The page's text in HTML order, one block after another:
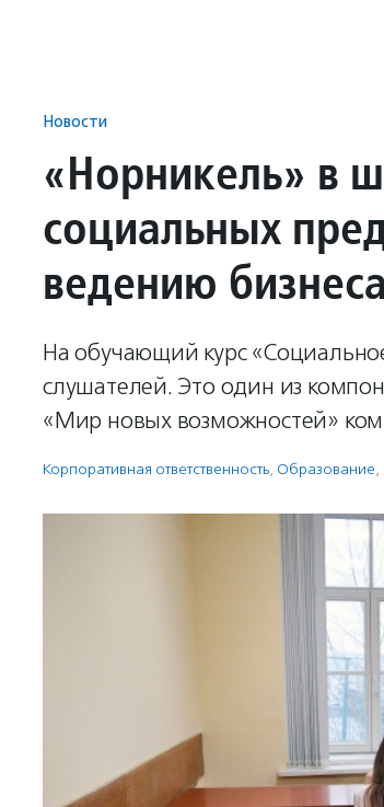
Новости
«Норникель» в
социальных
ведению бизнеса
На обучающий курс
слушателей. Это один из
«Мир новых возможностей»
Корпоративная ответственность, Образование,